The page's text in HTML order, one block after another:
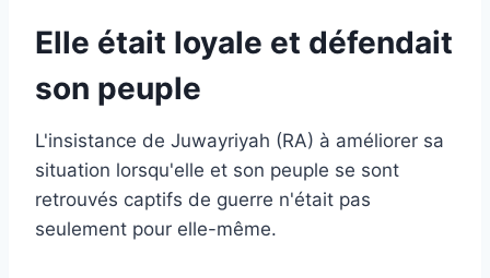
Elle était loyale et défendait
son peuple
L'insistance de Juwayriyah (RA) à améliorer sa
situation lorsqu'elle et son peuple se sont
retrouvés captifs de guerre n'était pas
seulement pour elle-même.